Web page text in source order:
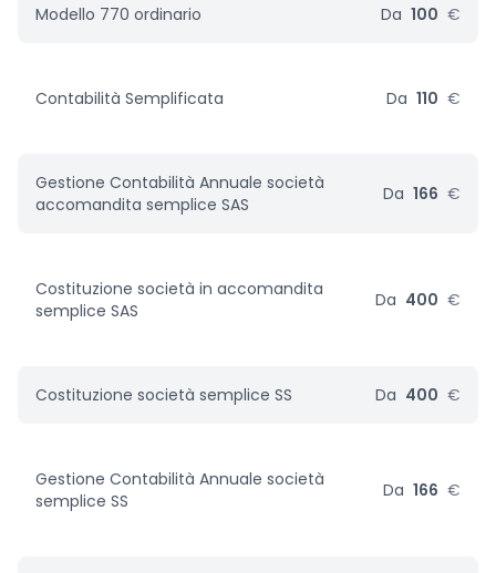
Modello 770 ordinario Da 100 €
Contabilità Semplificata Da 110 €
Gestione Contabilità Annuale società
accomandita semplice SAS
Da 166 €
Costituzione società in accomandita
semplice SAS
Da 400 €
Costituzione società semplice SS Da 400 €
Gestione Contabilità Annuale società
semplice SS
Da 166 €